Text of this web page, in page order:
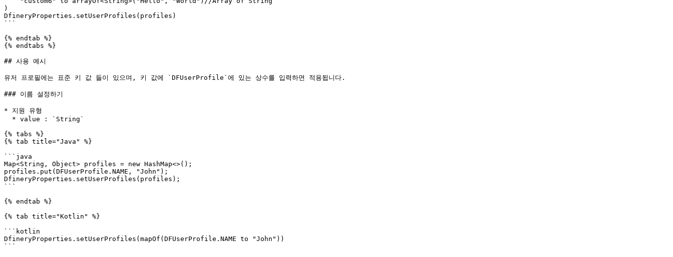
)
DfineryProperties.setUserProfiles(profiles)
```
{% endtab %}
{% endtabs %}
## 사용 예시
유저 프로필에는 표준 키 값 들이 있으며, 키 값에 `DFUserProfile`에 있는 상수를 입력하면 적용됩니다.
### 이름 설정하기
* 지원 유형
{% tabs %}
{% tab title="Java" %}
```java
Map<String, Object> profiles = new HashMap<>();
profiles.put(DFUserProfile.NAME, "John");
DfineryProperties.setUserProfiles(profiles);
```
{% endtab %}
{% tab title="Kotlin" %}
```kotlin
DfineryProperties.setUserProfiles(mapOf(DFUserProfile.NAME to "John"))
```